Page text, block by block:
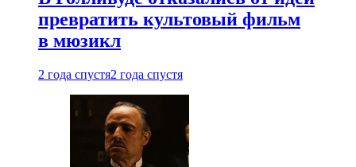
превратить культовый фильм
в мюзикл
2 года спустя2 года спустя